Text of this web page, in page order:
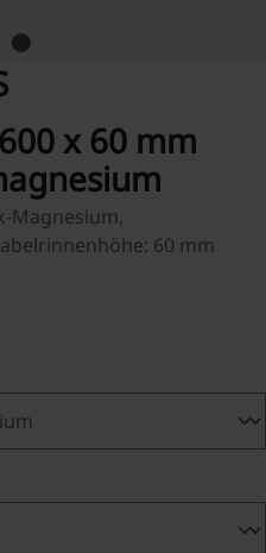
x 60 mm
Magnesium,
60 mm